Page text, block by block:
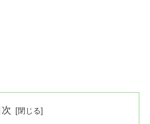
次